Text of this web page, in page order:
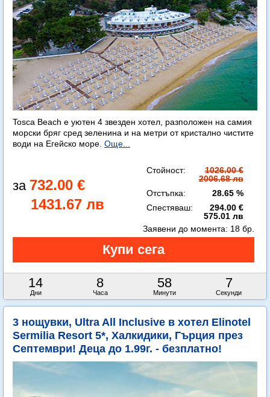
Tosca Beach е уютен 4 звезден хотел, разположен на самия
морски бряг сред зеленина и на метри от кристално чистите
води на Егейско море. Още...
732.00 €
1431.67 лв
Стойност:
1026.00 €
2006.68 лв
Отстъпка:
28.65 %
Спестяваш:
294.00 €
575.01 лв
14
Дни
8
Часа
58
Минути
6
Секунди
Заявени до момента: 18 бр.
3 нощувки, Ultra All Inclusive в хотел Elinotel
Sermilia Resort 5*, Халкидики, Гърция през
Септември! Деца до 1.99г. - безплатно!